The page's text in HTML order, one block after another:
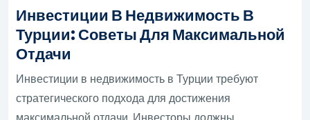
Инвестиции В Недвижимость В
Турции: Советы Для Максимальной
Отдачи
Инвестиции в недвижимость в Турции требуют
стратегического подхода для достижения